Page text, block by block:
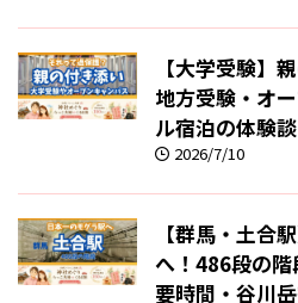
【大学受験】
地方受験・オ
ル宿泊の体験
2026/7/10
【群馬・土合
へ！486段の
要時間・谷川